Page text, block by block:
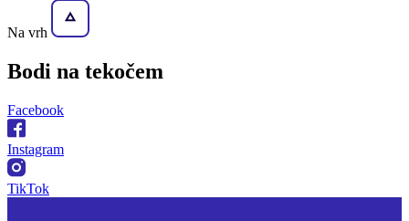
Na vrh
Bodi na tekočem
Facebook
Instagram
TikTok